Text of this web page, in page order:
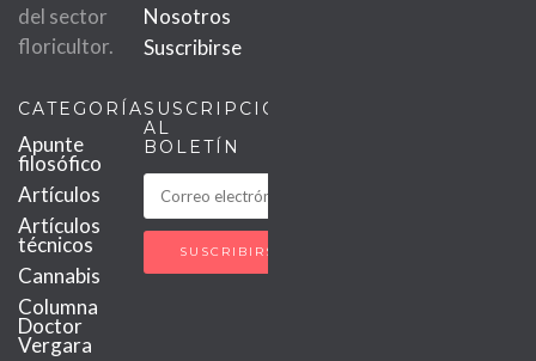
del sector
floricultor.
Nosotros
Suscribirse
CATEGORÍAS
Apunte
filosófico
Artículos
Artículos
técnicos
Cannabis
Columna
Doctor
Vergara
SUSCRIPCIÓN
AL
BOLETÍN